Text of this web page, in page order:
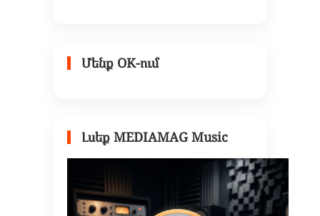
Մենք OK-ում
Լսեք MEDIAMAG Music